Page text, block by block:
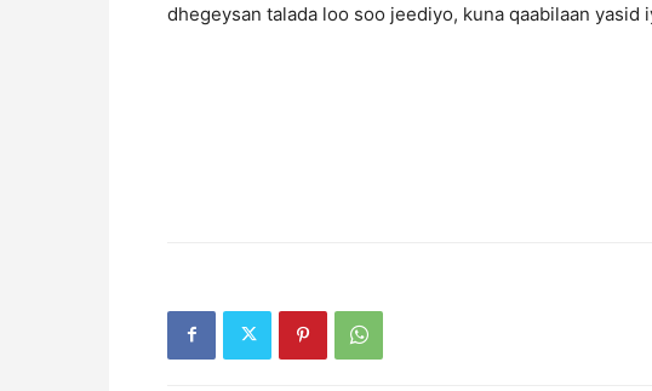
dhegeysan talada loo soo jeediyo, kuna qaabilaan yasid